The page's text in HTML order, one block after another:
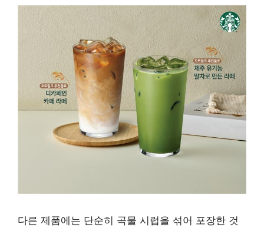
다른 제품에는 단순히 곡물 시럽을 섞어 포장한 것